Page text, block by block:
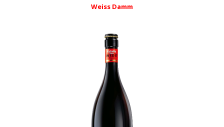
Weiss Damm